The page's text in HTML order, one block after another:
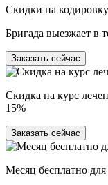
Скидки на
Бригада выезжает в
Заказать сейчас
Скидка на курс
15%
Заказать сейчас
Месяц бесплатно